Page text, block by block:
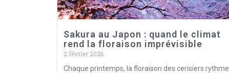
Sakura au Japon : quand le climat
rend la floraison imprévisible
2 février 2026
Chaque printemps, la floraison des cerisiers rythme